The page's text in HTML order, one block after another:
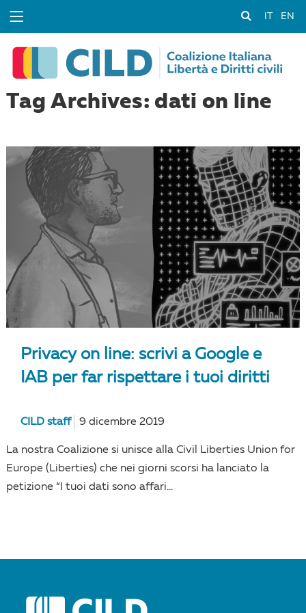
EN
Tag Archives: dati on line
Privacy on line: scrivi a Google e
IAB per far rispettare i tuoi diritti
CILD staff 9 dicembre 2019
La nostra Coalizione si unisce alla Civil Liberties Union for
Europe (Liberties) che nei giorni scorsi ha lanciato la
petizione “I tuoi dati sono affari...